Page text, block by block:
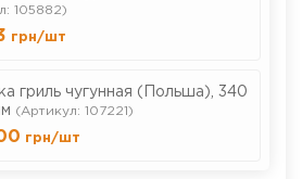
105882)
грн/шт
гриль чугунная (Польша), 340
(Артикул: 107221)
грн/шт